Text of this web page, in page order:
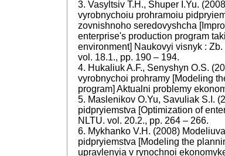
3. Vasyltsiv T.H., Shuper I.Yu.
vyrobnychoiu prohramoiu
zovnishnoho seredovyshcha
enterprise's production program
environment] Naukovyi visnyk :
vol. 18.1., pp. 190 – 194.
4. Hukaliuk A.F., Senyshyn O.S.
vyrobnychoi prohramy [Modeling
program] Aktualni problemy
5. Maslenikov O.Yu, Savuliak S.I.
pidpryiemstva [Optimization of
NLTU. vol. 20.2., pp. 264 – 266.
6. Mykhanko V.H. (2008)
pidpryiemstva [Modeling the
upravlenyia v rynochnoi